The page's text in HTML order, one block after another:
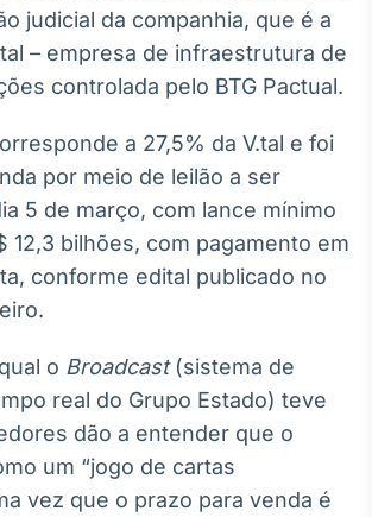
Broadcast
Plataforma para
personalizados
Broadcast
ativos
Broadcast
Datafeed
APIs para
judicial da companhia, que é a
– empresa de infraestrutura de
controlada pelo BTG Pactual.
a 27,5% da V.tal e foi
por meio de leilão a ser
5 de março, com lance mínimo
12,3 bilhões, com pagamento em
conforme edital publicado no
o Broadcast(sistema de
real do Grupo Estado) teve
dão a entender que o
um “jogo de cartas
vez que o prazo para venda é